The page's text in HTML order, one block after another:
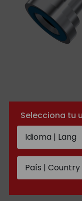
Selecciona tu
One
Flange
TECHNICAL